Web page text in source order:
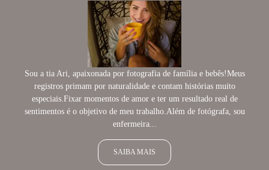
Sou a tia Ari, apaixonada por fotografia de família e bebês!Meus
registros primam por naturalidade e contam histórias muito
especiais.Fixar momentos de amor e ter um resultado real de
sentimentos é o objetivo de meu trabalho.Além de fotógrafa, sou
enfermeira...
SAIBA MAIS